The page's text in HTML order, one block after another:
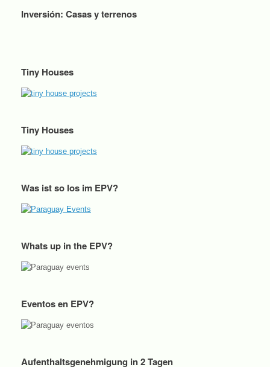
Inversión: Casas y terrenos
Tiny Houses
Tiny Houses
Was ist so los im EPV?
Whats up in the EPV?
Eventos en EPV?
Aufenthaltsgenehmigung in 2 Tagen